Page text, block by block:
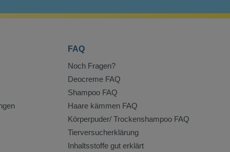
FAQ
Noch Fragen?
Deocreme FAQ
Shampoo FAQ
Haare kämmen FAQ
Körperpuder/ Trockenshampoo FAQ
Tierversucherklärung
Inhaltsstoffe gut erklärt